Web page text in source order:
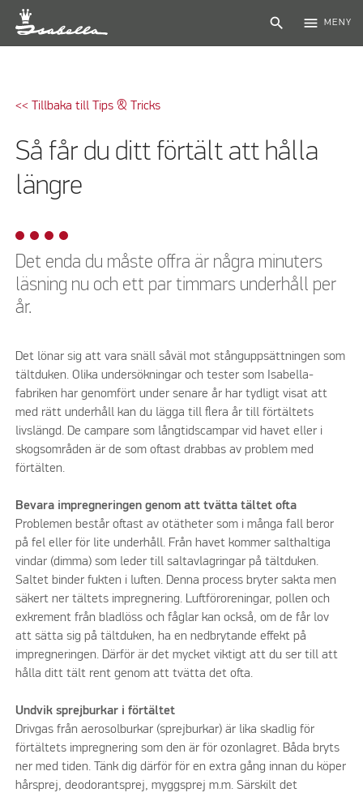
search menu MENY
<< Tillbaka till Tips & Tricks
Så får du ditt förtält att hålla
längre
Det enda du måste offra är några minuters
läsning nu och ett par timmars underhåll per
år.
Det lönar sig att vara snäll såväl mot stånguppsättningen som
tältduken. Olika undersökningar och tester som Isabella-
fabriken har genomfört under senare år har tydligt visat att
med rätt underhåll kan du lägga till flera år till förtältets
livslängd. De campare som långtidscampar vid havet eller i
skogsområden är de som oftast drabbas av problem med
förtälten.
Bevara impregneringen genom att tvätta tältet ofta
Problemen består oftast av otätheter som i många fall beror
på fel eller för lite underhåll. Från havet kommer salthaltiga
vindar (dimma) som leder till saltavlagringar på tältduken.
Saltet binder fukten i luften. Denna process bryter sakta men
säkert ner tältets impregnering. Luftföroreningar, pollen och
exkrement från bladlöss och fåglar kan också, om de får lov
att sätta sig på tältduken, ha en nedbrytande effekt på
impregneringen. Därför är det mycket viktigt att du ser till att
hålla ditt tält rent genom att tvätta det ofta.
Undvik sprejburkar i förtältet
Drivgas från aerosolburkar (sprejburkar) är lika skadlig för
förtältets impregnering som den är för ozonlagret. Båda bryts
ner med tiden. Tänk dig därför för en extra gång innan du köper
hårsprej, deodorantsprej, myggsprej m.m. Särskilt det